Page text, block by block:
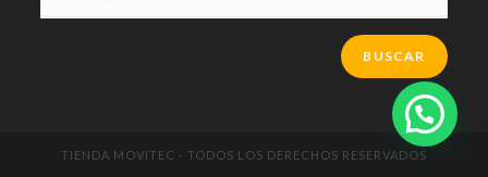
BUSCAR
TIENDA MOVITEC - TODOS LOS DERECHOS RESERVADOS